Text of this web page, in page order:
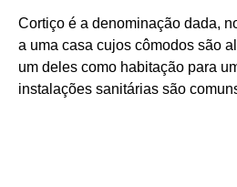
Cortiço é a denominação dada,
a uma casa cujos cômodos são
um deles como habitação para
instalações sanitárias são